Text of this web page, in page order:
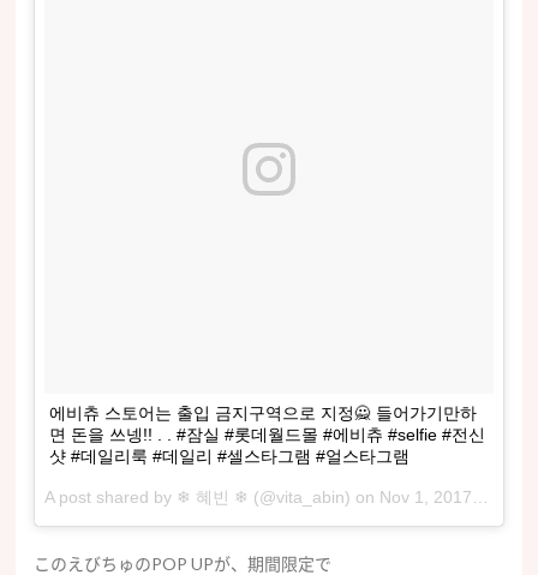
에비츄 스토어는 출입 금지구역으로 지정🙅 들어가기만하
면 돈을 쓰넹!! . . #잠실 #롯데월드몰 #에비츄 #selfie #전신
샷 #데일리룩 #데일리 #셀스타그램 #얼스타그램
A post shared by ❄ 혜빈 ❄ (@vita_abin) on Nov 1, 2017 at 3:44am PDT
このえびちゅのPOP UPが、期間限定で